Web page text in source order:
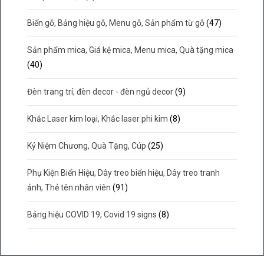
Biển gỗ, Bảng hiệu gỗ, Menu gỗ, Sản phẩm từ gỗ (47)
Sản phẩm mica, Giá kệ mica, Menu mica, Quà tặng mica
(40)
Đèn trang trí, đèn decor - đèn ngủ decor (9)
Khắc Laser kim loại, Khắc laser phi kim (8)
Kỷ Niệm Chương, Quà Tặng, Cúp (25)
Phụ Kiện Biển Hiệu, Dây treo biển hiệu, Dây treo tranh
ảnh, Thẻ tên nhân viên (91)
Bảng hiệu COVID 19, Covid 19 signs (8)